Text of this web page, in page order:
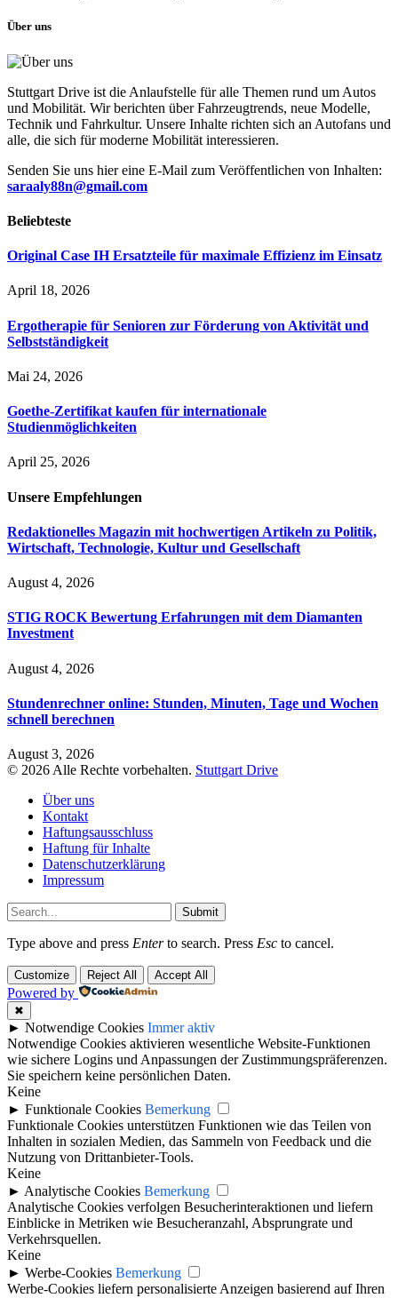
Über uns
Stuttgart Drive ist die Anlaufstelle für alle Themen rund um Autos
und Mobilität. Wir berichten über Fahrzeugtrends, neue Modelle,
Technik und Fahrkultur. Unsere Inhalte richten sich an Autofans und
alle, die sich für moderne Mobilität interessieren.
Senden Sie uns hier eine E-Mail zum Veröffentlichen von Inhalten:
saraaly88n@gmail.com
Beliebteste
Original Case IH Ersatzteile für maximale Effizienz im Einsatz
April 18, 2026
Ergotherapie für Senioren zur Förderung von Aktivität und
Selbstständigkeit
Mai 24, 2026
Goethe-Zertifikat kaufen für internationale
Studienmöglichkeiten
April 25, 2026
Unsere Empfehlungen
Redaktionelles Magazin mit hochwertigen Artikeln zu Politik,
Wirtschaft, Technologie, Kultur und Gesellschaft
August 4, 2026
STIG ROCK Bewertung Erfahrungen mit dem Diamanten
Investment
August 4, 2026
Stundenrechner online: Stunden, Minuten, Tage und Wochen
schnell berechnen
August 3, 2026
© 2026 Alle Rechte vorbehalten. Stuttgart Drive
Über uns
Kontakt
Haftungsausschluss
Haftung für Inhalte
Datenschutzerklärung
Impressum
Submit
Type above and press Enterto search. Press Esc to cancel.
Customize Reject All Accept All
Powered by
✖
► Notwendige Cookies Immer aktiv
Notwendige Cookies aktivieren wesentliche Website-Funktionen
wie sichere Logins und Anpassungen der Zustimmungspräferenzen.
Sie speichern keine persönlichen Daten.
Keine
► Funktionale Cookies Bemerkung
Funktionale Cookies unterstützen Funktionen wie das Teilen von
Inhalten in sozialen Medien, das Sammeln von Feedback und die
Nutzung von Drittanbieter-Tools.
Keine
► Analytische Cookies Bemerkung
Analytische Cookies verfolgen Besucherinteraktionen und liefern
Einblicke in Metriken wie Besucheranzahl, Absprungrate und
Verkehrsquellen.
Keine
► Werbe-Cookies Bemerkung
Werbe-Cookies liefern personalisierte Anzeigen basierend auf Ihren